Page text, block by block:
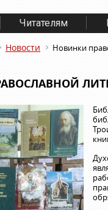
Читателям
Новости Новинки